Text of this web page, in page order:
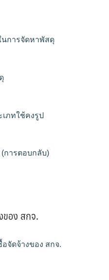
นการจัดหาพัสดุ
ภทใช้คงรูป
การตอบกลับ)
ของ สกจ.
จัดจ้างของ สกจ.